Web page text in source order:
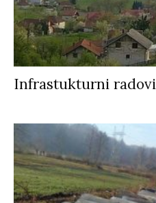
Infrastukturni